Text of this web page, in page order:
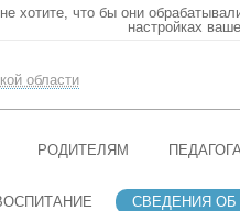
хотите, что бы они
настройках
области
РОДИТЕЛЯМ
СВЕДЕНИЯ ОБ